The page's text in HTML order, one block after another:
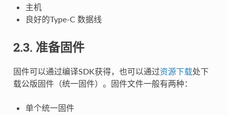
主机
良好的Type-C 数据线
2.3. 准备固件
固件可以通过编译SDK获得，也可以通过资源下载处下
载公版固件（统一固件）。固件文件一般有两种：
单个统一固件